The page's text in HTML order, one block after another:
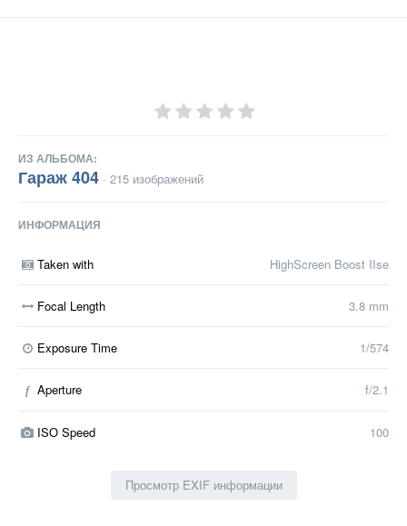
ИЗ АЛЬБОМА:
Гараж 404 · 215 изображений
ИНФОРМАЦИЯ
Taken with HighScreen Boost IIse
Focal Length 3.8 mm
Exposure Time 1/574
f Aperture f/2.1
ISO Speed 100
Просмотр EXIF информации